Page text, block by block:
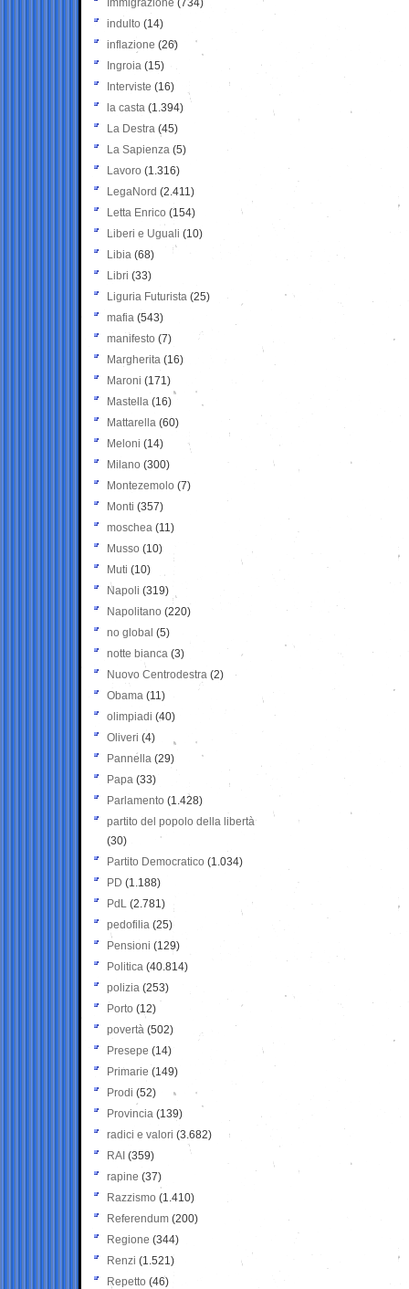
Immigrazione (734)
indulto (14)
inflazione (26)
Ingroia (15)
Interviste (16)
la casta (1.394)
La Destra (45)
La Sapienza (5)
Lavoro (1.316)
LegaNord (2.411)
Letta Enrico (154)
Liberi e Uguali (10)
Libia (68)
Libri (33)
Liguria Futurista (25)
mafia (543)
manifesto (7)
Margherita (16)
Maroni (171)
Mastella (16)
Mattarella (60)
Meloni (14)
Milano (300)
Montezemolo (7)
Monti (357)
moschea (11)
Musso (10)
Muti (10)
Napoli (319)
Napolitano (220)
no global (5)
notte bianca (3)
Nuovo Centrodestra (2)
Obama (11)
olimpiadi (40)
Oliveri (4)
Pannella (29)
Papa (33)
Parlamento (1.428)
partito del popolo della libertà
(30)
Partito Democratico (1.034)
PD (1.188)
PdL (2.781)
pedofilia (25)
Pensioni (129)
Politica (40.814)
polizia (253)
Porto (12)
povertà (502)
Presepe (14)
Primarie (149)
Prodi (52)
Provincia (139)
radici e valori (3.682)
RAI (359)
rapine (37)
Razzismo (1.410)
Referendum (200)
Regione (344)
Renzi (1.521)
Repetto (46)